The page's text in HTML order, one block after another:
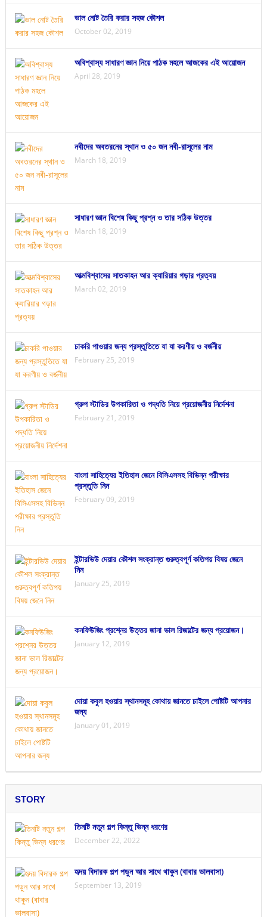
ভাল নোট তৈরি করার সহজ কৌশল
October 02, 2019
অবিশ্বাস্য সাধারণ জ্ঞান নিয়ে পাঠক মহলে আজকের এই আয়োজন
April 28, 2019
নবীদের অবতরনের স্থান ও ৫০ জন নবী-রাসূলের নাম
March 18, 2019
সাধারণ জ্ঞান বিশেষ কিছু প্রশ্ন ও তার সঠিক উত্তর
March 18, 2019
আত্মবিশ্বাসের সাতকাহন আর ক্যারিয়ার গড়ার প্রত্যয়
March 02, 2019
চাকরি পাওয়ার জন্য প্রস্তুতিতে যা যা করণীয় ও বর্জনীয়
February 25, 2019
গ্রুপ স্টাডির উপকারিতা ও পদ্ধতি নিয়ে প্রয়োজনীয় নির্দেশনা
February 21, 2019
বাংলা সাহিত্যের ইতিহাস জেনে বিসিএসসহ বিভিন্ন পরীক্ষার
প্রস্তুতি নিন
February 09, 2019
ইন্টারভিউ দেয়ার কৌশল সংক্রান্ত গুরুত্বপূর্ণ কতিপয় বিষয় জেনে
নিন
January 25, 2019
কনফিউজিং প্রশ্নের উত্তর জানা ভাল রিজাল্টের জন্য প্রয়োজন।
January 12, 2019
দোয়া কবুল হওয়ার স্থানসমূহ কোথায় জানতে চাইলে পোষ্টটি আপনার
জন্য
January 01, 2019
STORY
তিনটি নতুন গল্প কিন্তু ভিন্ন ধরণের
December 22, 2022
হৃদয় বিদারক গল্প পড়ুন আর সাথে থাকুন (বাবার ভালবাসা)
September 13, 2019